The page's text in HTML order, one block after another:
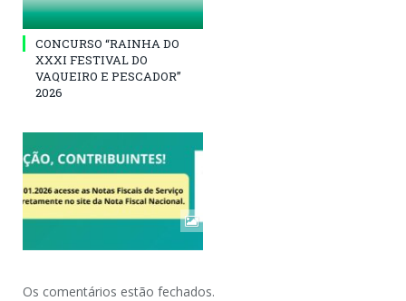
CONCURSO “RAINHA DO
XXXI FESTIVAL DO
VAQUEIRO E PESCADOR”
2026
Os comentários estão fechados.